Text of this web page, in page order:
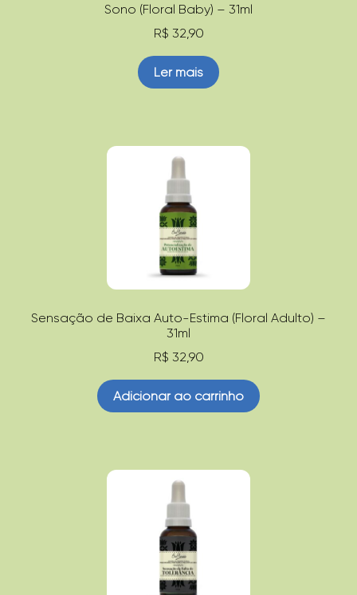
Sono (Floral Baby) – 31ml
R$ 32,90
Ler mais
Sensação de Baixa Auto-Estima (Floral Adulto) –
31ml
R$ 32,90
Adicionar ao carrinho